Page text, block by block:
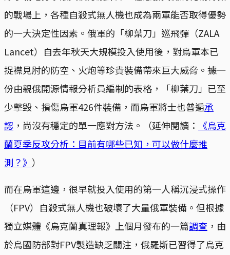
的戰場上，各種自殺式無人機也成為兩軍能否取得優勢
的一大決定性因素。俄軍的「柳葉刀」巡飛彈（ZALA
Lancet）自去年秋天大規模投入使用後，對烏軍本已
捉襟見肘的防空、火炮等珍貴裝備帶來巨大威脅。據一
份由親俄開源情報分析員編制的表格，「柳葉刀」已至
少擊毀、損傷烏軍426件裝備，而烏軍將士也普遍承
認 ，尚沒有穩定的單一應對方法。（延伸閱讀：
《烏克
蘭夏季反攻分析：目前有哪些已知，可以做什麼推
測？》 ）
而在烏軍這邊，很早就投入使用的第一人稱沉浸式操作
（FPV）自殺式無人機也破壞了大量俄軍裝備。但根據
獨立媒體《烏克蘭真理報》上個月發布的一篇調查 ，由
於烏國防部對FPV製造缺乏關注，俄羅斯已習得了烏克